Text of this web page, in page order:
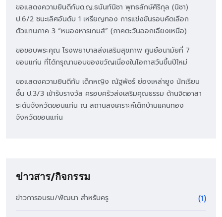
ขอแสดงความยินดีกับด.ญ.ธนันท์นิชา พุทธลักษ์ศิริกุล (นิชา)
ป.6/2 ชนะเลิศอันดับ 1 เหรียญทอง การแข่งขันรอบคัดเลือก
ตัวแทนภาค 3 “หนองหารเกมส์” (ภาคตะวันออกเฉียงเหนือ)
ขอขอบพระคุณ โรงพยาบาลส่งเสริมสุขภาพ ศูนย์อนามัยที่ 7
ขอนแก่น ที่ได้กรุณามอบของขวัญเนื่องในโอกาสวันขึ้นปีใหม่
ขอแสดงความยินดีกับ เด็กหญิง ณัฐพัชร์ ย่องเหล่ายูง นักเรียน
ชั้น ป.3/3 เข้ารับรางวัล ครอบครัวส่งเสริมคุณธรรม ด้านจิตอาสา
ระดับจังหวัดขอนแก่น ณ สถานสงเคราะห์เด็กบ้านแคนทอง
จังหวัดขอนแก่น
ข่าวสาร/กิจกรรม
ข่าวการอบรม/พัฒนา สำหรับครู (1)